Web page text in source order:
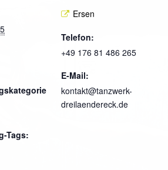
Tags:
Ersen
Telefon:
+49 176 81 486 265
E-Mail:
kontakt@tanzwerk-
dreilaendereck.de